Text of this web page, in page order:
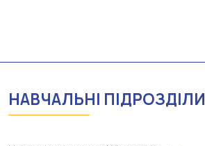
НАВЧАЛЬНI ПIДРОЗДIЛИ